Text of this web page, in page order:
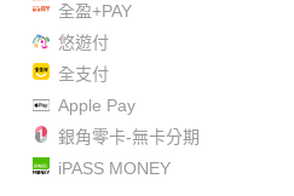
全盈+PAY
悠遊付
全支付
Apple Pay
銀角零卡-無卡分期
iPASS MONEY